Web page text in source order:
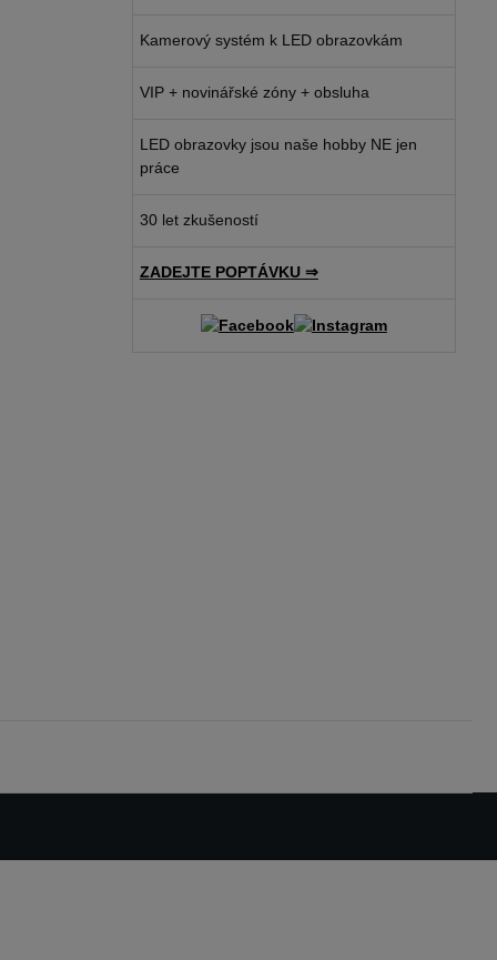
Kamerový systém k LED obrazovkám
VIP + novinářské zóny + obsluha
LED obrazovky jsou naše hobby NE jen
práce
30 let zkušeností
ZADEJTE POPTÁVKU ⇒